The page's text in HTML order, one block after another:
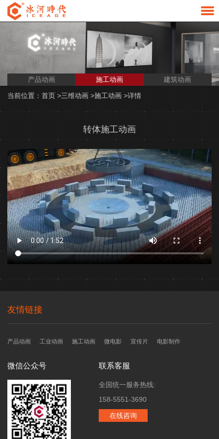
产品动画 施工动画 建筑动画
当前位置： 首页 >三维动画 >施工动画 >详情
转体施工动画
友情链接
产品动画 工业动画 施工动画 微电影 宣传片 电影制作
微信公众号 联系客服
全国统一服务热线:
158-5551-3690
在线咨询